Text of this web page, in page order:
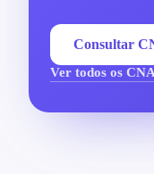
Consultar
Ver todos os